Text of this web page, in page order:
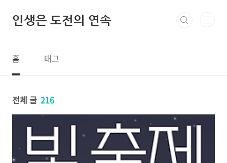
인생은 도전의 연속
홈 태그
전체 글 216